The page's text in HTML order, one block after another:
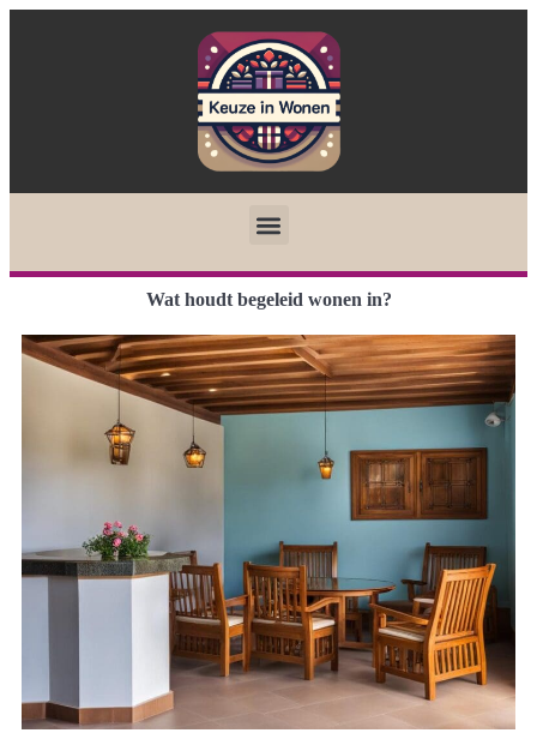
Wat houdt begeleid wonen in?